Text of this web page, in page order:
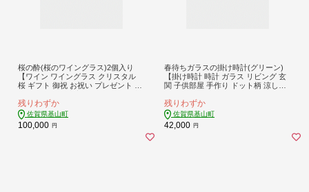
桜の酔(桜のワイングラス)2個入り
【ワイン ワイングラス クリスタル
桜 ギフト 御祝 お祝い プレゼント 記
土産 桐箱入り】K024080
残りわずか
佐賀県基山町
100,000 円
春待ちガラスの掛け時計(グリーン)
【掛け時計 時計 ガラス リビング 玄
関 子供部屋 手作り ドット柄 涼しい
い】K003105
残りわずか
佐賀県基山町
42,000 円